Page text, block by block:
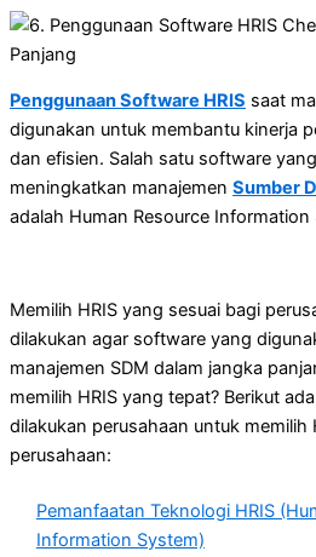
Penggunaan Software HRIS saat
digunakan untuk membantu kinerja
dan efisien. Salah satu software
meningkatkan manajemen Sumber
adalah Human Resource Information
Memilih HRIS yang sesuai bagi
dilakukan agar software yang
manajemen SDM dalam jangka
memilih HRIS yang tepat? Berikut
dilakukan perusahaan untuk memilih
perusahaan:
Pemanfaatan Teknologi HRIS
Information System)